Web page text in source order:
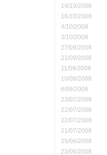
19/10/2008
16/10/2008
4/10/2008
3/10/2008
27/09/2008
21/09/2008
11/09/2008
10/09/2008
6/09/2008
23/07/2008
22/07/2008
22/07/2008
21/07/2008
25/06/2008
23/06/2008